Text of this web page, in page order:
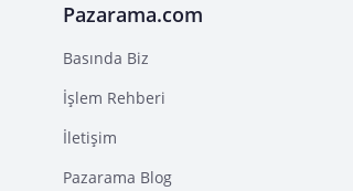
Pazarama.com
Basında Biz
İşlem Rehberi
İletişim
Pazarama Blog